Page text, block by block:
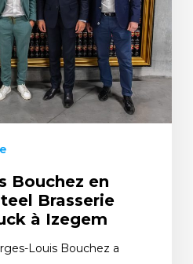
Bouchez en
Brasserie
à Izegem
Louis Bouchez a